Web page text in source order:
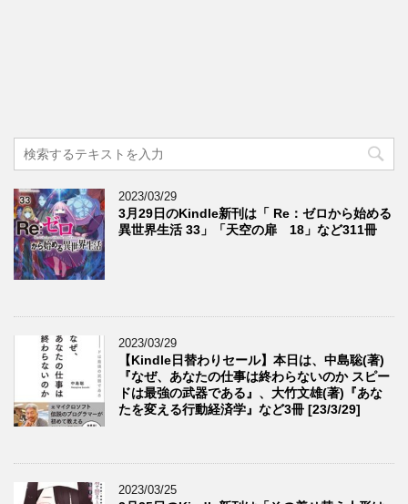
2023/03/29
3月29日のKindle新刊は「 Re：ゼロから始める
異世界生活 33」「天空の扉 18」など311冊
2023/03/29
【Kindle日替わりセール】本日は、中島聡(著)
『なぜ、あなたの仕事は終わらないのか スピー
ドは最強の武器である』、大竹文雄(著)『あな
たを変える行動経済学』など3冊 [23/3/29]
2023/03/25